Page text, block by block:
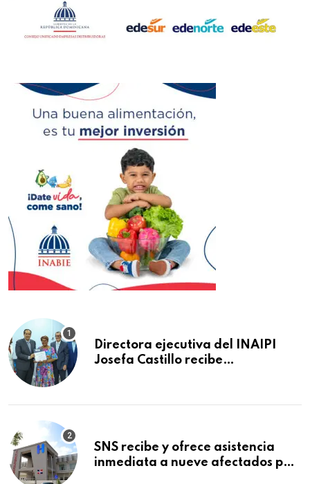
Directora ejecutiva del INAIPI
Josefa Castillo recibe
SNS recibe y ofrece asistencia
inmediata a nueve afectados por